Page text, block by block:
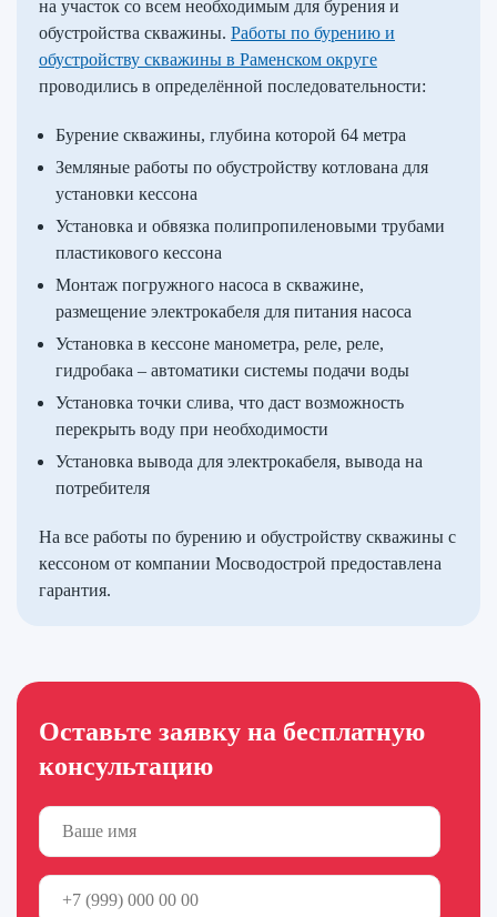
на участок со всем необходимым для бурения и
обустройства скважины. Работы по бурению и
обустройству скважины в Раменском округе
проводились в определённой последовательности:
Бурение скважины, глубина которой 64 метра
Земляные работы по обустройству котлована для
установки кессона
Установка и обвязка полипропиленовыми трубами
пластикового кессона
Монтаж погружного насоса в скважине,
размещение электрокабеля для питания насоса
Установка в кессоне манометра, реле, реле,
гидробака – автоматики системы подачи воды
Установка точки слива, что даст возможность
перекрыть воду при необходимости
Установка вывода для электрокабеля, вывода на
потребителя
На все работы по бурению и обустройству скважины с
кессоном от компании Мосводострой предоставлена
гарантия.
Оставьте заявку на бесплатную
консультацию